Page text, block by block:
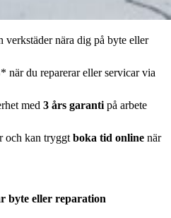
verkstäder nära dig på byte eller
* när du reparerar eller servicar via
med 3 års garanti på arbete
och kan tryggt boka tid online när
byte eller reparation